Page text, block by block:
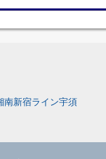
南新宿ライン宇須